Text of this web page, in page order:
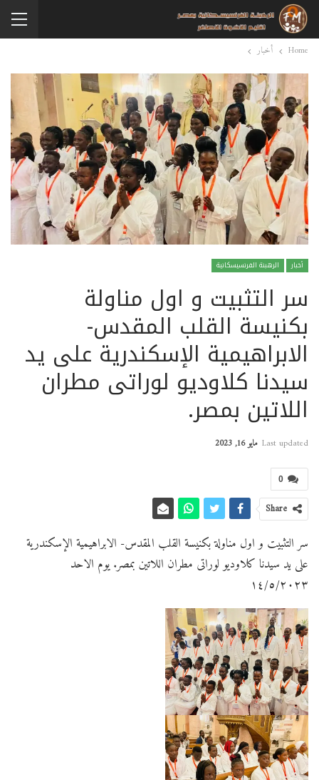
Home أخبار
أخبار الرهبنة الفرنسيسكانية
سر التثبيت و اول مناولة
بكنيسة القلب المقدس-
الابراهيمية الإسكندرية على يد
سيدنا كلاوديو لوراتى مطران
اللاتين بمصر.
Last updated مايو 16, 2023
0
Share
سر التثبيت و اول مناولة بكنيسة القلب المقدس- الابراهيمية الإسكندرية
على يد سيدنا كلاوديو لوراتى مطران اللاتين بمصر. يوم الاحد
١٤/٥/٢٠٢٣